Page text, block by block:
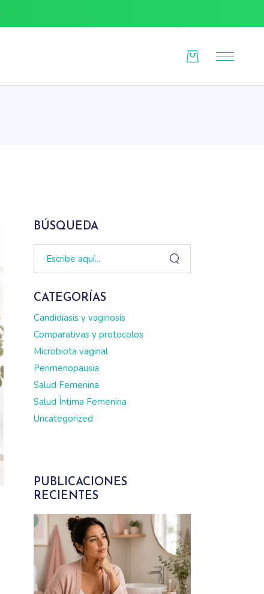
BÚSQUEDA
Search
CATEGORÍAS
Candidiasis y vaginosis
Comparativas y protocolos
Microbiota vaginal
Perimenopausia
Salud Femenina
Salud Íntima Femenina
Uncategorized
PUBLICACIONES
RECIENTES